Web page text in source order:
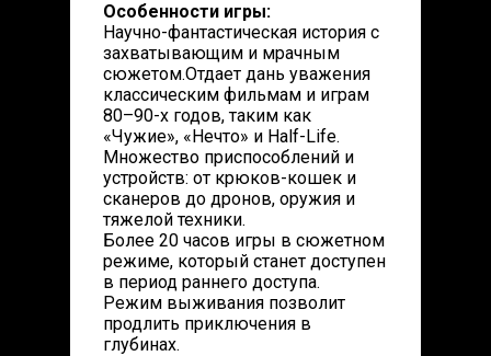
Особенности игры:
Научно-фантастическая история с
захватывающим и мрачным
сюжетом.Отдает дань уважения
классическим фильмам и играм
80–90-х годов, таким как
«Чужие», «Нечто» и Half-Life.
Множество приспособлений и
устройств: от крюков-кошек и
сканеров до дронов, оружия и
тяжелой техники.
Более 20 часов игры в сюжетном
режиме, который станет доступен
в период раннего доступа.
Режим выживания позволит
продлить приключения в
глубинах.